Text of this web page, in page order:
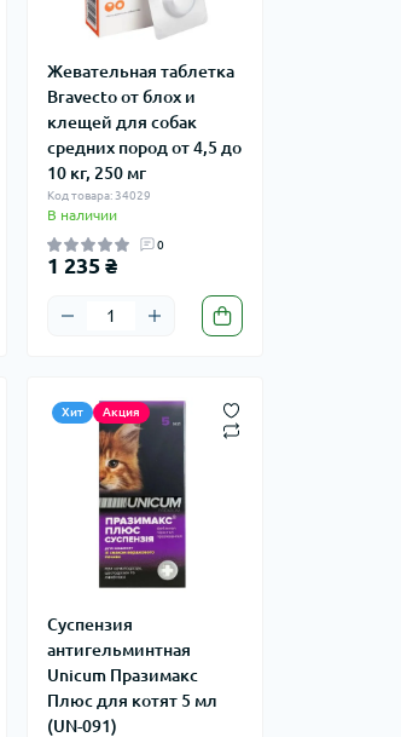
Жевательная таблетка
Bravecto от блох и
клещей для собак
средних пород от 4,5 до
10 кг, 250 мг
Код товара: 34029
В наличии
0
1 235 ₴
Хит Акция
Суспензия
антигельминтная
Unicum Празимакс
Плюс для котят 5 мл
(UN-091)